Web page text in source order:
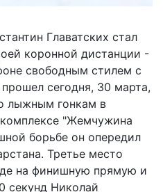
Главатских стал
коронной дистанции -
свободным стилем с
сегодня, 30 марта,
лыжным гонкам в
"Жемчужина
борьбе он опередил
Третье место
на финишную прямую и
секунд Николай